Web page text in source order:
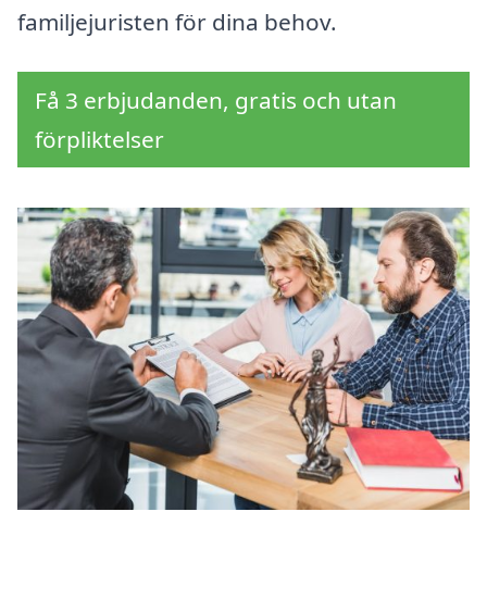
familjejuristen för dina behov.
Få 3 erbjudanden, gratis och utan
förpliktelser